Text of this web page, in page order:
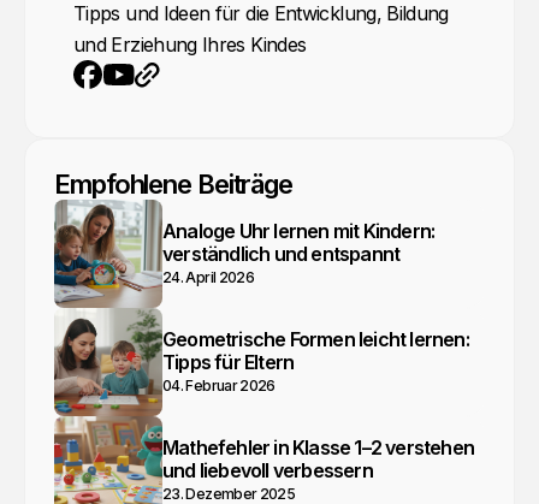
Tipps und Ideen für die Entwicklung, Bildung
und Erziehung Ihres Kindes
Empfohlene Beiträge
Analoge Uhr lernen mit Kindern:
verständlich und entspannt
24. April 2026
Geometrische Formen leicht lernen:
Tipps für Eltern
04. Februar 2026
Mathefehler in Klasse 1–2 verstehen
und liebevoll verbessern
23. Dezember 2025